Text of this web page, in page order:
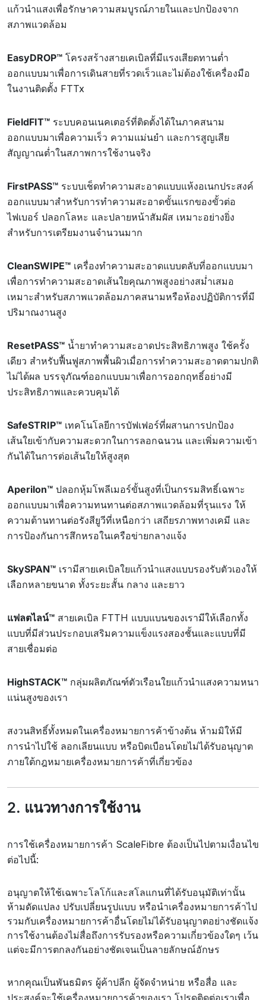
แก้วนำแสงเพื่อรักษาความสมบูรณ์ภายในและปกป้องจาก
สภาพแวดล้อม
EasyDROP™ โครงสร้างสายเคเบิลที่มีแรงเสียดทานต่ำ
ออกแบบมาเพื่อการเดินสายที่รวดเร็วและไม่ต้องใช้เครื่องมือ
ในงานติดตั้ง FTTx
FieldFIT™ ระบบคอนเนคเตอร์ที่ติดตั้งได้ในภาคสนาม
ออกแบบมาเพื่อความเร็ว ความแม่นยำ และการสูญเสีย
สัญญาณต่ำในสภาพการใช้งานจริง
FirstPASS™ ระบบเช็ดทำความสะอาดแบบแห้งอเนกประสงค์
ออกแบบมาสำหรับการทำความสะอาดขั้นแรกของขั้วต่อ
ไฟเบอร์ ปลอกโลหะ และปลายหน้าสัมผัส เหมาะอย่างยิ่ง
สำหรับการเตรียมงานจำนวนมาก
CleanSWIPE™ เครื่องทำความสะอาดแบบตลับที่ออกแบบมา
เพื่อการทำความสะอาดเส้นใยคุณภาพสูงอย่างสม่ำเสมอ
เหมาะสำหรับสภาพแวดล้อมภาคสนามหรือห้องปฏิบัติการที่มี
ปริมาณงานสูง
ResetPASS™ น้ำยาทำความสะอาดประสิทธิภาพสูง ใช้ครั้ง
เดียว สำหรับฟื้นฟูสภาพพื้นผิวเมื่อการทำความสะอาดตามปกติ
ไม่ได้ผล บรรจุภัณฑ์ออกแบบมาเพื่อการออกฤทธิ์อย่างมี
ประสิทธิภาพและควบคุมได้
SafeSTRIP™ เทคโนโลยีการบัฟเฟอร์ที่ผสานการปกป้อง
เส้นใยเข้ากับความสะดวกในการลอกฉนวน และเพิ่มความเข้า
กันได้ในการต่อเส้นใยให้สูงสุด
Aperilon™ ปลอกหุ้มโพลีเมอร์ขั้นสูงที่เป็นกรรมสิทธิ์เฉพาะ
ออกแบบมาเพื่อความทนทานต่อสภาพแวดล้อมที่รุนแรง ให้
ความต้านทานต่อรังสียูวีที่เหนือกว่า เสถียรภาพทางเคมี และ
การป้องกันการสึกหรอในเครือข่ายกลางแจ้ง
SkySPAN™ เรามีสายเคเบิลใยแก้วนำแสงแบบรองรับตัวเองให้
เลือกหลายขนาด ทั้งระยะสั้น กลาง และยาว
แฟลตไลน์™ สายเคเบิล FTTH แบบแบนของเรามีให้เลือกทั้ง
แบบที่มีส่วนประกอบเสริมความแข็งแรงสองชั้นและแบบที่มี
สายเชื่อมต่อ
HighSTACK™ กลุ่มผลิตภัณฑ์ตัวเรือนใยแก้วนำแสงความหนา
แน่นสูงของเรา
สงวนสิทธิ์ทั้งหมดในเครื่องหมายการค้าข้างต้น ห้ามมิให้มี
การนำไปใช้ ลอกเลียนแบบ หรือบิดเบือนโดยไม่ได้รับอนุญาต
ภายใต้กฎหมายเครื่องหมายการค้าที่เกี่ยวข้อง
2. แนวทางการใช้งาน
การใช้เครื่องหมายการค้า ScaleFibre ต้องเป็นไปตามเงื่อนไข
ต่อไปนี้:
อนุญาตให้ใช้เฉพาะโลโก้และสโลแกนที่ได้รับอนุมัติเท่านั้น
ห้ามดัดแปลง ปรับเปลี่ยนรูปแบบ หรือนำเครื่องหมายการค้าไป
รวมกับเครื่องหมายการค้าอื่นโดยไม่ได้รับอนุญาตอย่างชัดแจ้ง
การใช้งานต้องไม่สื่อถึงการรับรองหรือความเกี่ยวข้องใดๆ เว้น
แต่จะมีการตกลงกันอย่างชัดเจนเป็นลายลักษณ์อักษร
หากคุณเป็นพันธมิตร ผู้ค้าปลีก ผู้จัดจำหน่าย หรือสื่อ และ
ประสงค์จะใช้เครื่องหมายการค้าของเรา โปรดติดต่อเราเพื่อ